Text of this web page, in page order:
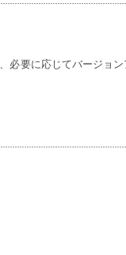
必要に応じてバージョ